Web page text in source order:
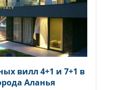
вилл 4+1 и 7+1 в
Аланья